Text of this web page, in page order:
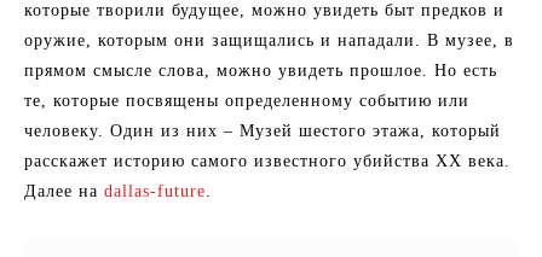
которые творили будущее, можно увидеть быт предков и
оружие, которым они защищались и нападали. В музее, в
прямом смысле слова, можно увидеть прошлое. Но есть
те, которые посвящены определенному событию или
человеку. Один из них – Музей шестого этажа, который
расскажет историю самого известного убийства ХХ века.
Далее на dallas-future.